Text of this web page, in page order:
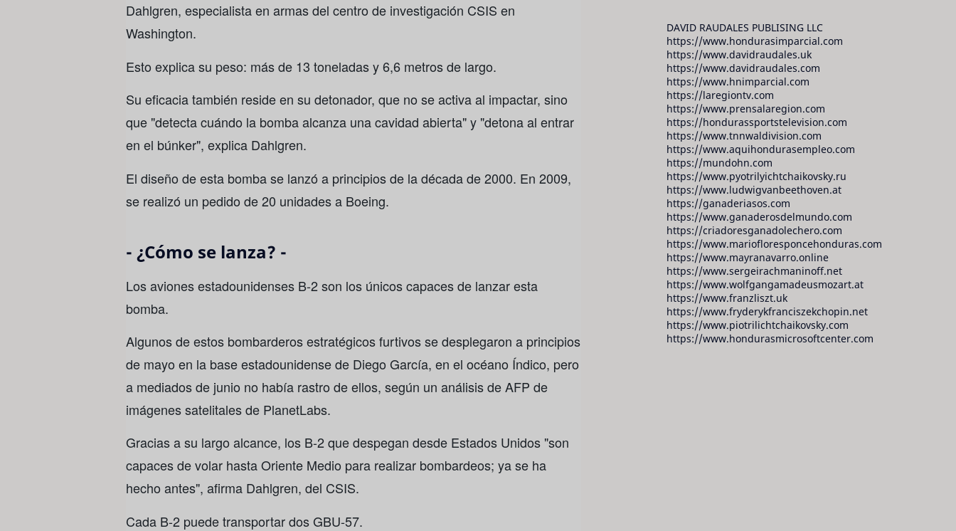
Dahlgren, especialista en armas del centro de investigación CSIS en
Washington.
Esto explica su peso: más de 13 toneladas y 6,6 metros de largo.
Su eficacia también reside en su detonador, que no se activa al impactar, sino
que "detecta cuándo la bomba alcanza una cavidad abierta" y "detona al entrar
en el búnker", explica Dahlgren.
El diseño de esta bomba se lanzó a principios de la década de 2000. En 2009,
se realizó un pedido de 20 unidades a Boeing.
- ¿Cómo se lanza? -
Los aviones estadounidenses B-2 son los únicos capaces de lanzar esta
bomba.
Algunos de estos bombarderos estratégicos furtivos se desplegaron a principios
de mayo en la base estadounidense de Diego García, en el océano Índico, pero
a mediados de junio no había rastro de ellos, según un análisis de AFP de
imágenes satelitales de PlanetLabs.
Gracias a su largo alcance, los B-2 que despegan desde Estados Unidos "son
capaces de volar hasta Oriente Medio para realizar bombardeos; ya se ha
hecho antes", afirma Dahlgren, del CSIS.
Cada B-2 puede transportar dos GBU-57.
DAVID RAUDALES PUBLISING LLC
https://www.hondurasimparcial.com
https://www.davidraudales.uk
https://www.davidraudales.com
https://www.hnimparcial.com
https://laregiontv.com
https://www.prensalaregion.com
https://hondurassportstelevision.com
https://www.tnnwaldivision.com
https://www.aquihondurasempleo.com
https://mundohn.com
https://www.pyotrilyichtchaikovsky.ru
https://www.ludwigvanbeethoven.at
https://ganaderiasos.com
https://www.ganaderosdelmundo.com
https://criadoresganadolechero.com
https://www.mariofloresponcehonduras.com
https://www.mayranavarro.online
https://www.sergeirachmaninoff.net
https://www.wolfgangamadeusmozart.at
https://www.franzliszt.uk
https://www.fryderykfranciszekchopin.net
https://www.piotrilichtchaikovsky.com
https://www.hondurasmicrosoftcenter.com